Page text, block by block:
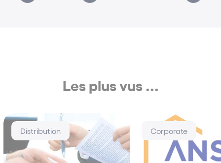
Les plus vus ...
Distribution Corporate